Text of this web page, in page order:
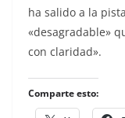
ha salido a la
«desagradable»
con claridad».
Comparte esto: